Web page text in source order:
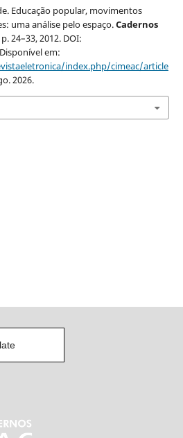
Educação popular, movimentos
uma análise pelo espaço.Cadernos
24–33, 2012. DOI:
em:
index.php/cimeac/article
2026.